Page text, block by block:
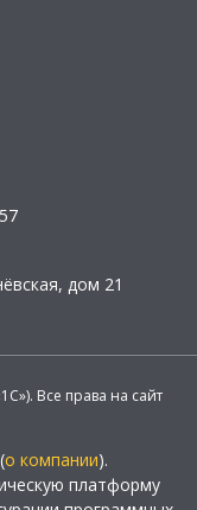
дом 21
Все права на сайт
о компании).
платформу